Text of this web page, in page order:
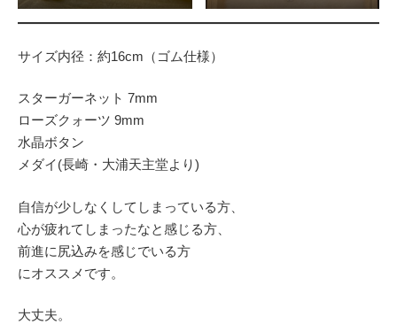
サイズ内径：約16cm（ゴム仕様）
スターガーネット 7mm
ローズクォーツ 9mm
水晶ボタン
メダイ(長崎・大浦天主堂より)
自信が少しなくしてしまっている方、
心が疲れてしまったなと感じる方、
前進に尻込みを感じでいる方
にオススメです。
大丈夫。